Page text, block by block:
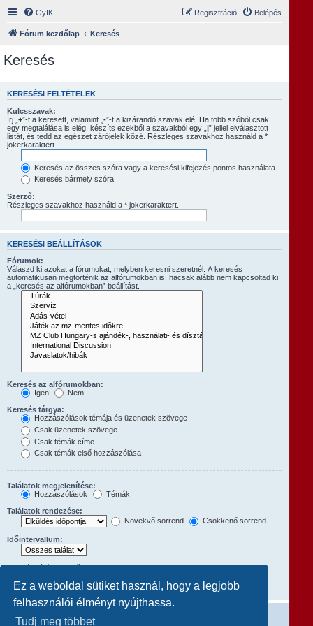
Ez a weboldal sütiket használ, hogy a legjobb
felhasználói élményt nyújthassa.
Tudj meg többet
GyIK Belépés
Regisztráció
Fórum kezdőlap Keresés
Keresés
KERESÉSI FELTÉTELEK
Kulcsszavak:
Írj „ +”-t a keresett, valamint „ -”-t a kizárandó szavak elé. Ha több szóból csak
egy megtalálása is elég, készíts ezekből a szavakból egy „ |” jellel elválasztott
listát, és tedd az egészet zárójelek közé. Részleges szavakhoz használd a *
jokerkaraktert.
Keresés az összes szóra vagy a keresési kifejezés pontos használata
Keresés bármely szóra
Szerző:
Részleges szavakhoz használd a * jokerkaraktert.
KERESÉSI BEÁLLÍTÁSOK
Fórumok:
Válaszd ki azokat a fórumokat, melyben keresni szeretnél. A keresés
automatikusan megtörténik az alfórumokban is, hacsak alább nem kapcsoltad ki
a „keresés az alfórumokban” beállítást.
Keresés az alfórumokban:
Igen
Nem
Keresés tárgya:
Hozzászólások témája és üzenetek szövege
Csak üzenetek szövege
Csak témák címe
Csak témák első hozzászólása
Találatok megjelenítése:
Hozzászólások
Témák
Találatok rendezése:
Növekvő sorrend
Csökkenő sorrend
Időintervallum:
karakterének megjelenítése